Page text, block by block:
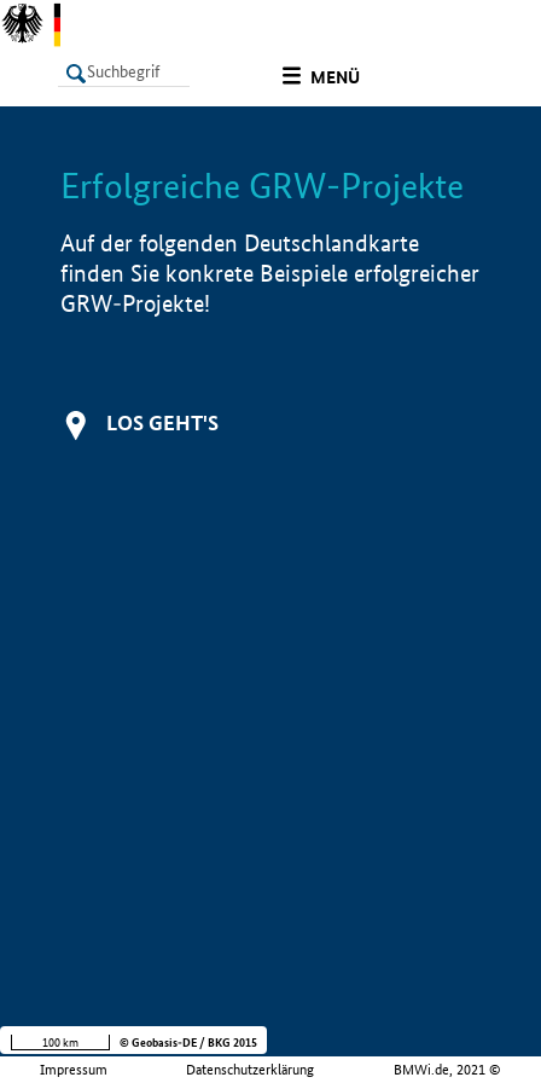
MENÜ
LISTE Info
Erfolgreiche GRW-Projekte
Auf der folgenden Deutschlandkarte
finden Sie konkrete Beispiele erfolgreicher
GRW-Projekte!
LOS GEHT'S
Impressum Datenschutzerklärung BMWi.de, 2021 ©
100 km © Geobasis-DE / BKG 2015